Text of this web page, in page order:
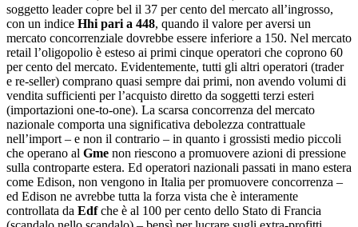
soggetto leader copre bel il 37 per cento del mercato all’ingrosso,
con un indice Hhi pari a 448, quando il valore per aversi un
mercato concorrenziale dovrebbe essere inferiore a 150. Nel mercato
retail l’oligopolio è esteso ai primi cinque operatori che coprono 60
per cento del mercato. Evidentemente, tutti gli altri operatori (trader
e re-seller) comprano quasi sempre dai primi, non avendo volumi di
vendita sufficienti per l’acquisto diretto da soggetti terzi esteri
(importazioni one-to-one). La scarsa concorrenza del mercato
nazionale comporta una significativa debolezza contrattuale
nell’import – e non il contrario – in quanto i grossisti medio piccoli
che operano al Gme non riescono a promuovere azioni di pressione
sulla controparte estera. Ed operatori nazionali passati in mano estera
come Edison, non vengono in Italia per promuovere concorrenza –
ed Edison ne avrebbe tutta la forza vista che è interamente
controllata da Edfche è al 100 per cento dello Stato di Francia